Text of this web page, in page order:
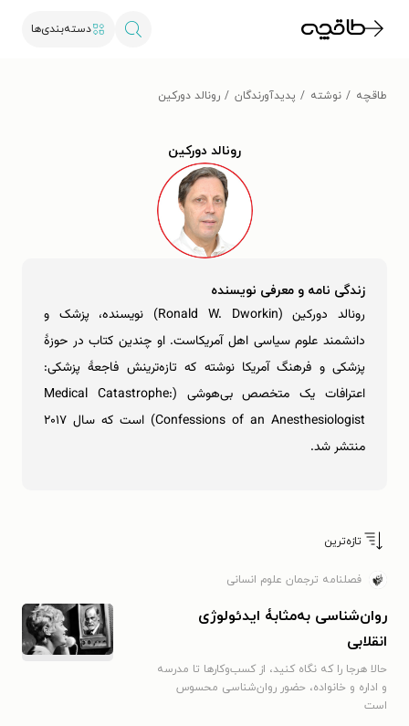
دسته‌بندی‌ها
طاقچه نوشته پدیدآورندگان رونالد دورکین
رونالد دورکین
زندگی نامه و معرفی نویسنده
رونالد دورکین (Ronald W. Dworkin) نویسنده، پزشک و
دانشمند علوم سیاسی اهل آمریکاست. او چندین کتاب در حوزۀ
پزشکی و فرهنگ آمریکا نوشته که تازه‌ترینش فاجعۀ پزشکی:
اعترافات یک متخصص بی‌هوشی (Medical Catastrophe:
Confessions of an Anesthesiologist) است که سال ۲۰۱۷
منتشر شد.
تازه‌ترین
فصلنامه ترجمان علوم انسانی
روان‌شناسی به‌مثابۀ ایدئولوژی
انقلابی
حالا هرجا را که نگاه کنید، از کسب‌و‌کارها تا مدرسه
و اداره و خانواده، حضور روان‌شناسی محسوس
است